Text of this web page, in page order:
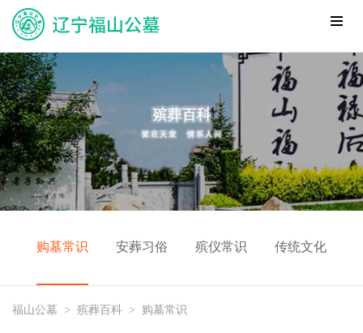
购墓常识 安葬习俗 殡仪常识 传统文化
福山公墓 > 殡葬百科 > 购墓常识